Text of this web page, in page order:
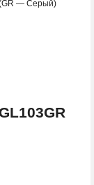
(GR — Серый)